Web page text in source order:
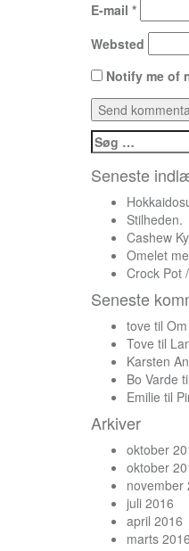
E-mail *
Websted
Notify me of
Søg
efter:
Seneste
Stilheden.
Cashew
Omelet
Crock Pot
Seneste
tove til
Tove til
Karsten
Bo Varde til
Emilie til
Arkiver
oktober
oktober
november
juli 2016
april 2016
marts 2016